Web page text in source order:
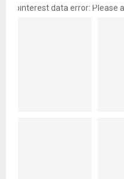
pinterest data error: Please